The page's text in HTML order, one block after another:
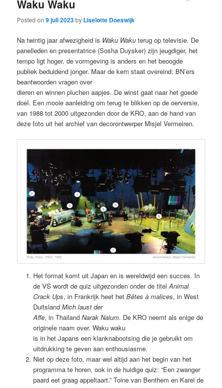
Waku Waku
Posted on9 juli 2023by Liselotte Doeswijk
Na twintig jaar afwezigheid is Waku Waku terug op televisie. De
panelleden en presentatrice (Sosha Duysker) zijn jeugdiger, het
tempo ligt hoger, de vormgeving is anders en het beoogde
publiek beduidend jonger. Maar de kern staat overeind: BN’ers
beantwoorden vragen over
dieren en winnen pluchen aapjes. De winst gaat naar het goede
doel. Een mooie aanleiding om terug te blikken op de oerversie,
van 1988 tot 2000 uitgezonden door de KRO, aan de hand van
deze foto uit het archief van decorontwerper Misjel Vermeiren.
Het format komt uit Japan en is wereldwijd een succes. In
de VS wordt de quiz uitgezonden onder de titel Animal
Crack Ups, in Frankrijk heet het Bêtes à malices, in West
Duitsland Mich laust der
Affe, in Thailand Narak Nalum. De KRO neemt als enige de
originele naam over. Waku waku
is in het Japans een klanknabootsing die je gebruikt om
uitdrukking te geven aan enthousiasme.
Niet op deze foto, maar wel altijd aan het begin van het
programma te horen, ook in de huidige quiz: “Een zwanger
paard eet graag appeltaart.” Toine van Benthem en Karel de